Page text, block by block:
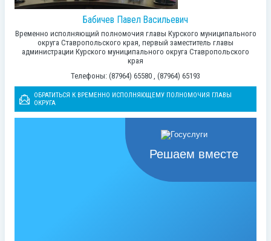
Бабичев Павел Васильевич
Временно исполняющий полномочия главы Курского муниципального
округа Ставропольского края, первый заместитель главы
администрации Курского муниципального округа Ставропольского
края
Телефоны: (87964) 65580 , (87964) 65193
ОБРАТИТЬСЯ К ВРЕМЕННО ИСПОЛНЯЮЩЕМУ ПОЛНОМОЧИЯ ГЛАВЫ
ОКРУГА
Решаем вместе